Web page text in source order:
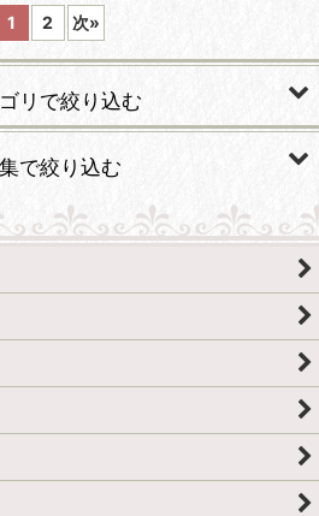
1 2 次»
リで絞り込む
ース糸
）レース糸
(Silk thread)
thread）
で絞り込む
レースコーナー
集
特集